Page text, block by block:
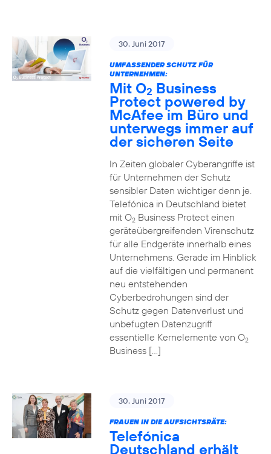
30. Juni 2017
UMFASSENDER SCHUTZ FÜR
UNTERNEHMEN:
Mit O2 Business
Protect powered by
McAfee im Büro und
unterwegs immer auf
der sicheren Seite
In Zeiten globaler Cyberangriffe ist
für Unternehmen der Schutz
sensibler Daten wichtiger denn je.
Telefónica in Deutschland bietet
mit O2Business Protect einen
geräteübergreifenden Virenschutz
für alle Endgeräte innerhalb eines
Unternehmens. Gerade im Hinblick
auf die vielfältigen und permanent
neu entstehenden
Cyberbedrohungen sind der
Schutz gegen Datenverlust und
unbefugten Datenzugriff
essentielle Kernelemente von O2
Business […]
30. Juni 2017
FRAUEN IN DIE AUFSICHTSRÄTE:
Telefónica
Deutschland erhält